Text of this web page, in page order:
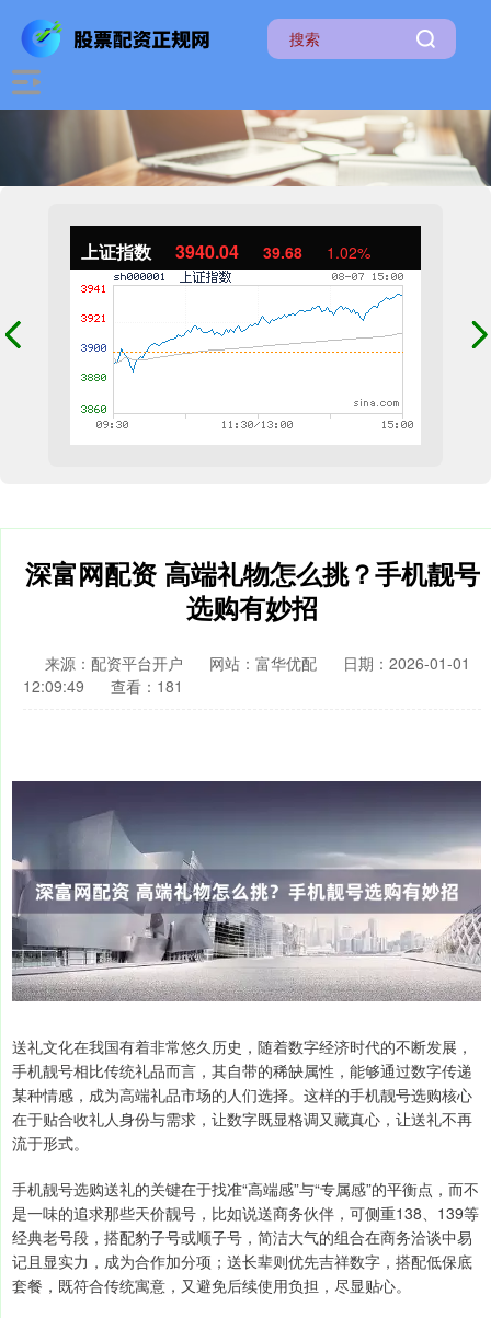
上证指数 3940.04 39.68 1.02%
深富网配资 高端礼物怎么挑？手机靓号
选购有妙招
来源：配资平台开户 网站：富华优配
日期：2026-01-01
12:09:49
查看：181
送礼文化在我国有着非常悠久历史，随着数字经济时代的不断发展，
手机靓号相比传统礼品而言，其自带的稀缺属性，能够通过数字传递
某种情感，成为高端礼品市场的人们选择。这样的手机靓号选购核心
在于贴合收礼人身份与需求，让数字既显格调又藏真心，让送礼不再
流于形式。
手机靓号选购送礼的关键在于找准“高端感”与“专属感”的平衡点，而不
是一味的追求那些天价靓号，比如说送商务伙伴，可侧重138、139等
经典老号段，搭配豹子号或顺子号，简洁大气的组合在商务洽谈中易
记且显实力，成为合作加分项；送长辈则优先吉祥数字，搭配低保底
套餐，既符合传统寓意，又避免后续使用负担，尽显贴心。